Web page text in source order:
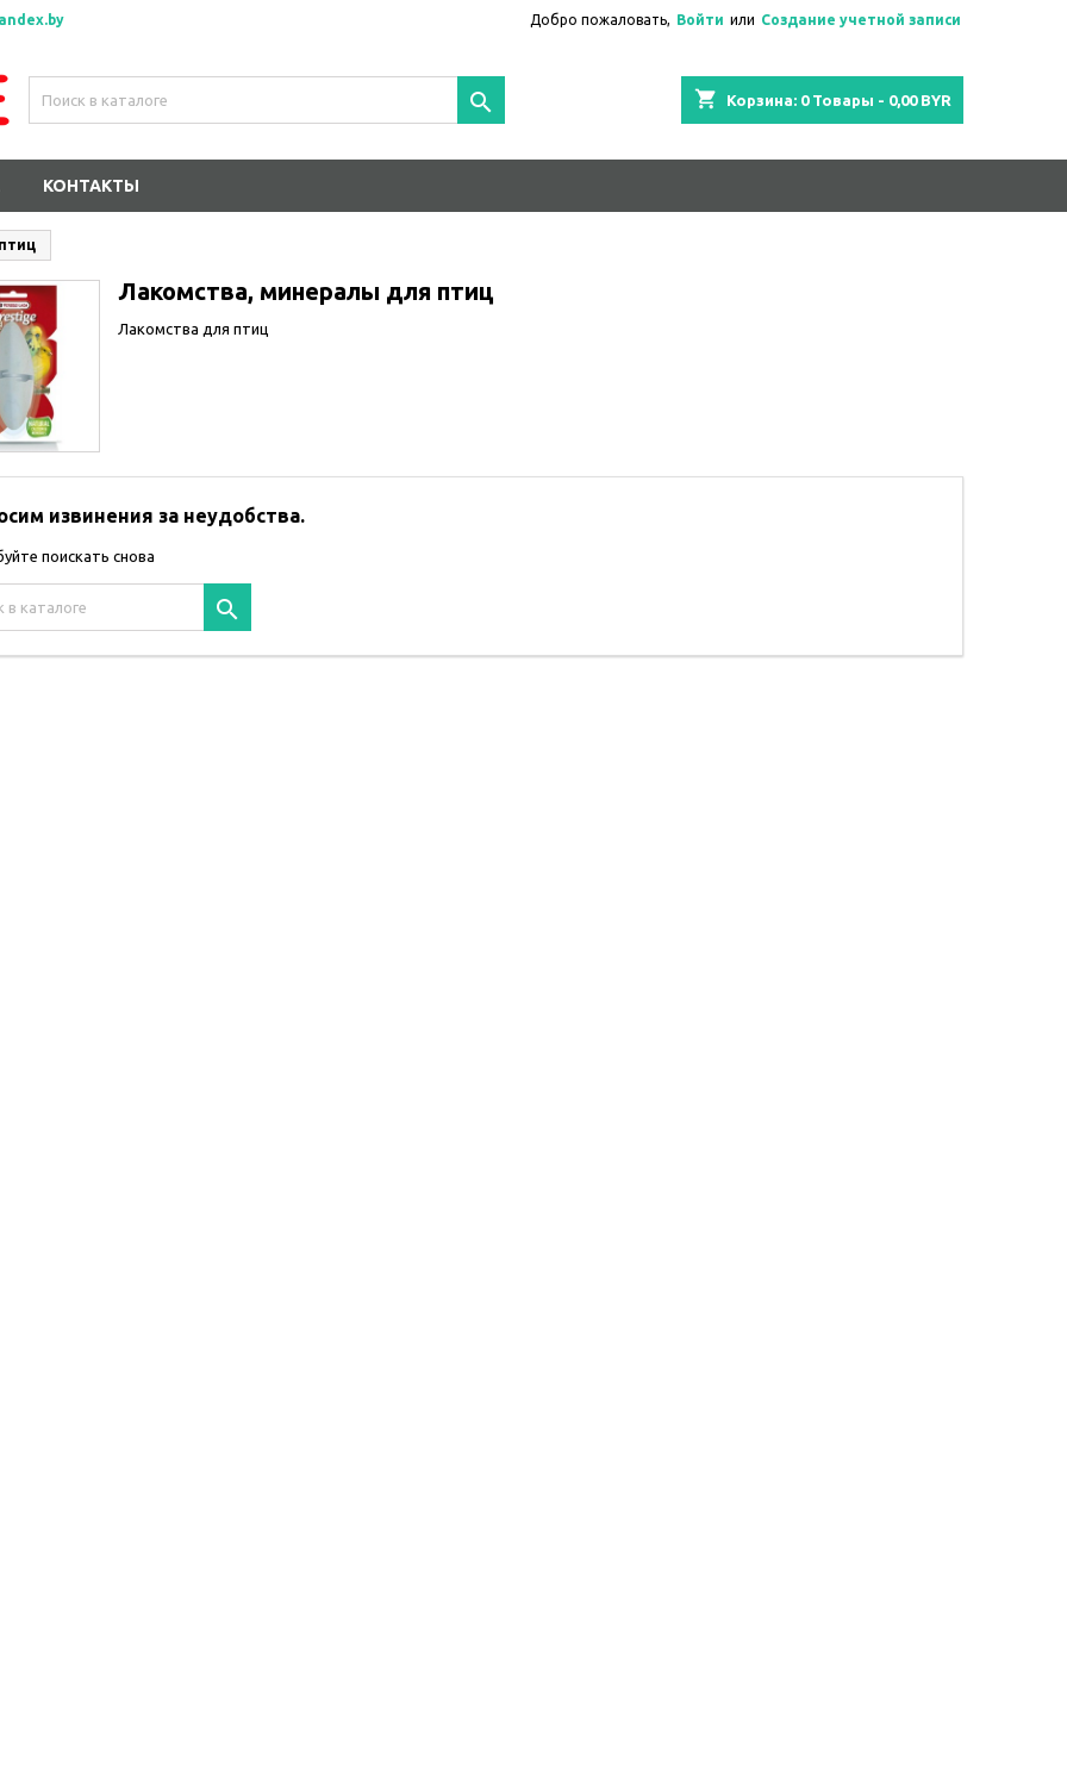
Добро пожаловать, Войти или Создание учетной записи
shopping_cart Корзина: 0Товары - 0,00 BYR

КОНТАКТЫ
Лакомства, минералы для птиц
Лакомства для птиц
извинения за неудобства.
поискать снова
